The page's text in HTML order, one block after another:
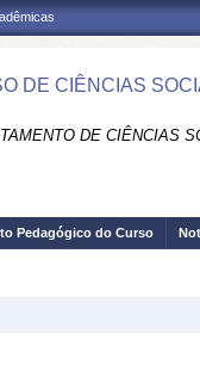
DE CIÊNCIAS
DE CIÊNCIAS
Pedagógico do Curso